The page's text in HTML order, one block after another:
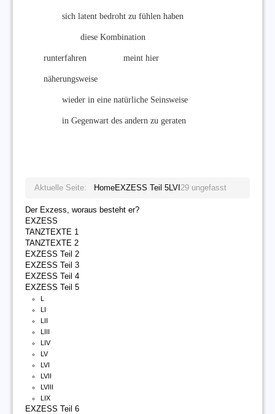
sich latent bedroht zu fühlen haben
diese Kombination
runterfahren meint hier
näherungsweise
wieder in eine natürliche Seinsweise
in Gegenwart des andern zu geraten
Aktuelle Seite: HomeEXZESS Teil 5LVI 29 ungefasst
Der Exzess, woraus besteht er?
EXZESS
TANZTEXTE 1
TANZTEXTE 2
EXZESS Teil 2
EXZESS Teil 3
EXZESS Teil 4
EXZESS Teil 5
L
LI
LII
LIII
LIV
LV
LVI
LVII
LVIII
LIX
EXZESS Teil 6